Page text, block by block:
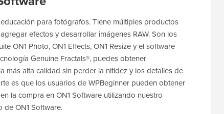
para fotógrafos. Tiene múltiples productos
efectos y desarrollar imágenes RAW. Son los
ON1 Photo, ON1 Effects, ON1 Resize y el software
Genuine Fractals®, puedes obtener
más alta calidad sin perder la nitidez y los detalles de
es que los usuarios de WPBeginner pueden obtener
la compra en ON1 Software utilizando nuestro
ON1 Software.